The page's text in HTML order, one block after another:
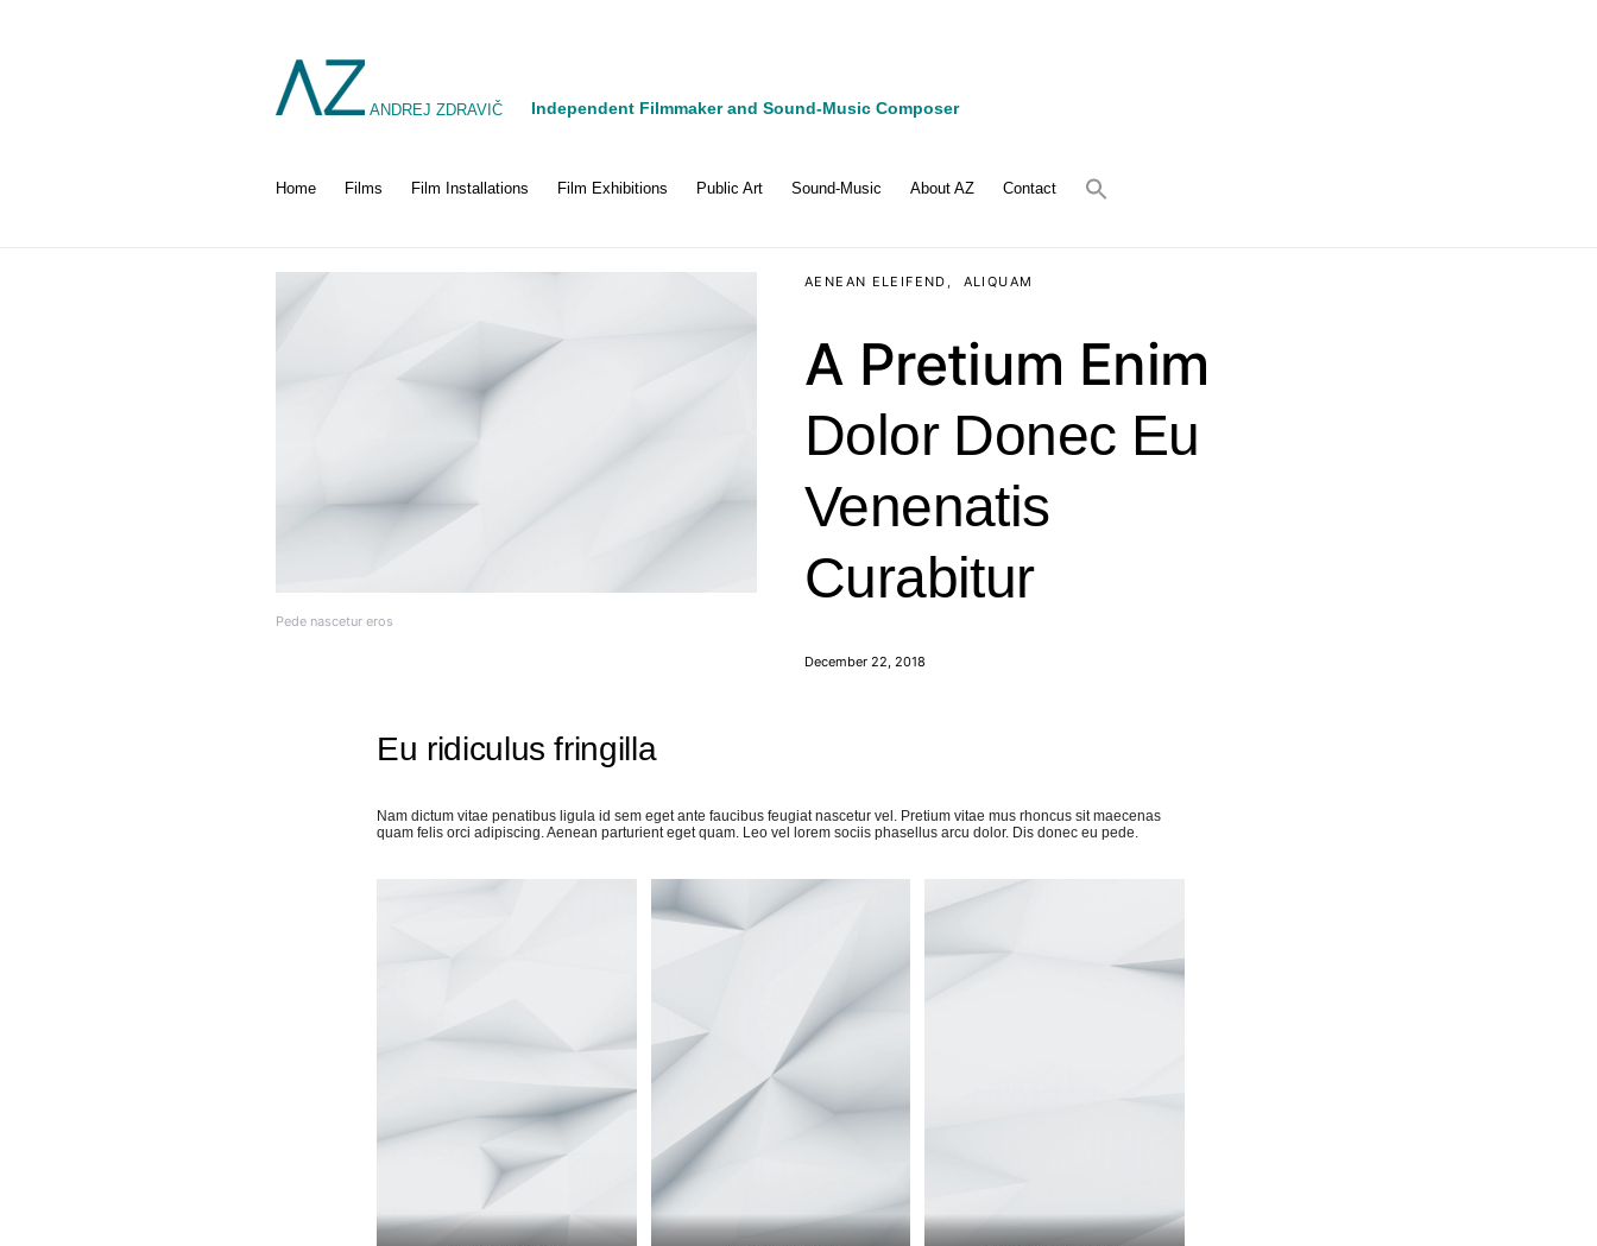
ANDREJ ZDRAVIČ Independent Filmmaker and Sound-Music Composer
Home Films Film Installations Film Exhibitions Public Art Sound-Music About AZ Contact
Pede nascetur eros
AENEAN ELEIFEND ALIQUAM
A Pretium Enim
Dolor Donec Eu
Venenatis
Curabitur
December 22, 2018
Eu ridiculus fringilla
Nam dictum vitae penatibus ligula id sem eget ante faucibus feugiat nascetur vel. Pretium vitae mus rhoncus sit maecenas
quam felis orci adipiscing. Aenean parturient eget quam. Leo vel lorem sociis phasellus arcu dolor. Dis donec eu pede.